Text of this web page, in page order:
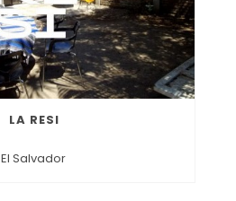
LA RESI
El Salvador